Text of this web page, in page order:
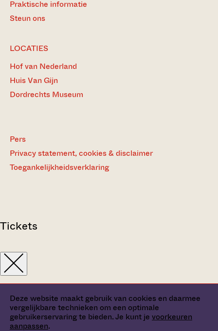
Deze website maakt gebruik van cookies en daarmee
vergelijkbare technieken om een optimale
gebruikerservaring te bieden. Je kunt je voorkeuren
aanpassen.
Praktische informatie
Steun ons
LOCATIES
Hof van Nederland
Huis Van Gijn
Dordrechts Museum
Pers
Privacy statement, cookies & disclaimer
Toegankelijkheidsverklaring
Tickets